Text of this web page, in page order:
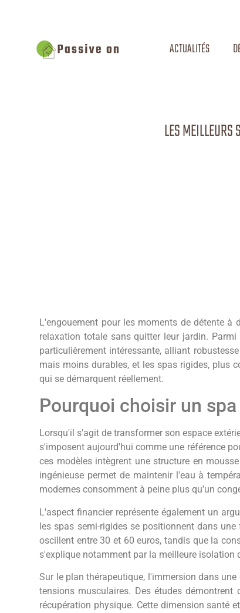
ACTUALITÉS
LES
L'engouement pour les moments de détente
relaxation totale sans quitter leur jardin.
particulièrement intéressante, alliant
mais moins durables, et les spas rigides, plus
qui se démarquent réellement.
Pourquoi choisir un
Lorsqu'il s'agit de transformer son espace
s'imposent aujourd'hui comme une référence
ces modèles intègrent une structure en
ingénieuse permet de maintenir l'eau à
modernes consomment à peine plus qu'un
L'aspect financier représente également un
les spas semi-rigides se positionnent dans
oscillent entre 30 et 60 euros, tandis que la
s'explique notamment par la meilleure
Sur le plan thérapeutique, l'immersion dans
tensions musculaires. Des études
récupération physique. Cette dimension santé